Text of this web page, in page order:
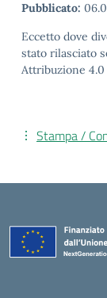
Pubblicato:
Eccetto dove
stato rilasciato
Attribuzione 4.0
Stampa /